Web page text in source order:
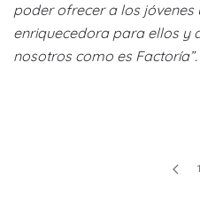
poder ofrecer a los jóvenes
enriquecedora para ellos y
nosotros como es Factoría”.
1